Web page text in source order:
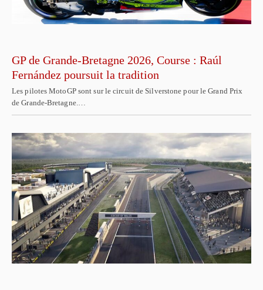
GP de Grande-Bretagne 2026, Course : Raúl
Fernández poursuit la tradition
Les pilotes MotoGP sont sur le circuit de Silverstone pour le Grand Prix
de Grande-Bretagne.…